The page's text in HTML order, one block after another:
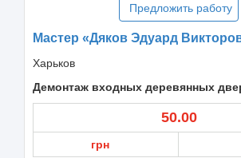
Предложить работу
Мастер «Дяков Эдуард
Харьков
Демонтаж входных деревянных
50.00
грн